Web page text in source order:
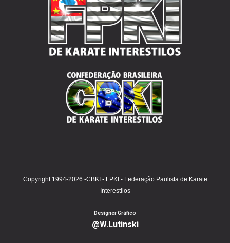
Copyright 1994-2026 -CBKI - FPKI - Federação Paulista de Karate
Interestilos
Designer Gráfico
@W.Lutinski